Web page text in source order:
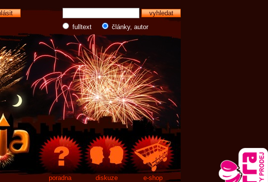
fulltext články, autor
poradna diskuze e-shop